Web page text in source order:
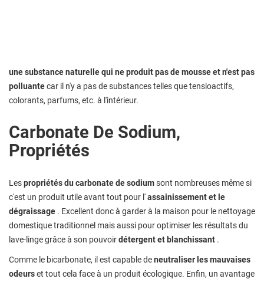
une substance naturelle qui ne produit pas de mousse et n'est pas
polluantecar il n'y a pas de substances telles que tensioactifs,
colorants, parfums, etc. à l'intérieur.
Carbonate De Sodium,
Propriétés
Lespropriétés du carbonate de sodiumsont nombreuses même si
c'est un produit utile avant tout pour l'assainissement et le
dégraissage . Excellent donc à garder à la maison pour le nettoyage
domestique traditionnel mais aussi pour optimiser les résultats du
lave-linge grâce à son pouvoirdétergent et blanchissant .
Comme le bicarbonate, il est capable deneutraliser les mauvaises
odeurset tout cela face à un produit écologique. Enfin, un avantage